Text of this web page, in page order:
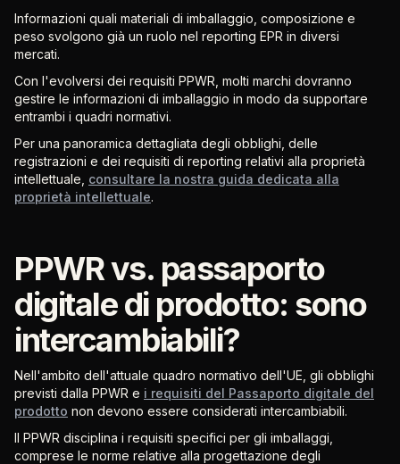
Informazioni quali materiali di imballaggio, composizione e
peso svolgono già un ruolo nel reporting EPR in diversi
mercati.
Con l'evolversi dei requisiti PPWR, molti marchi dovranno
gestire le informazioni di imballaggio in modo da supportare
entrambi i quadri normativi.
Per una panoramica dettagliata degli obblighi, delle
registrazioni e dei requisiti di reporting relativi alla proprietà
intellettuale, consultare la nostra guida dedicata alla
proprietà intellettuale.
PPWR vs. passaporto
digitale di prodotto: sono
intercambiabili?
Nell'ambito dell'attuale quadro normativo dell'UE, gli obblighi
previsti dalla PPWR e i requisiti del Passaporto digitale del
prodotto non devono essere considerati intercambiabili.
Il PPWR disciplina i requisiti specifici per gli imballaggi,
comprese le norme relative alla progettazione degli